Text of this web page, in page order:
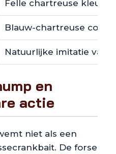
Felle chartreuse
Blauw-chartreuse
Natuurlijke imitatie van
en
actie
niet als een
De forse